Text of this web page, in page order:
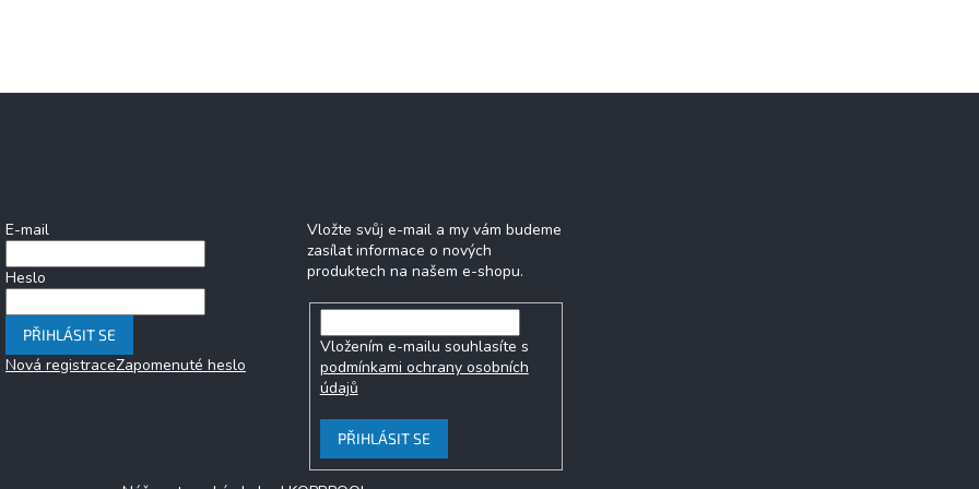
E-mail
Heslo
PŘIHLÁSIT SE
Nová registraceZapomenuté heslo
Vložte svůj e-mail a my vám budeme
zasílat informace o nových
produktech na našem e-shopu.
Vložením e-mailu souhlasíte s
podmínkami ochrany osobních
údajů
PŘIHLÁSIT SE